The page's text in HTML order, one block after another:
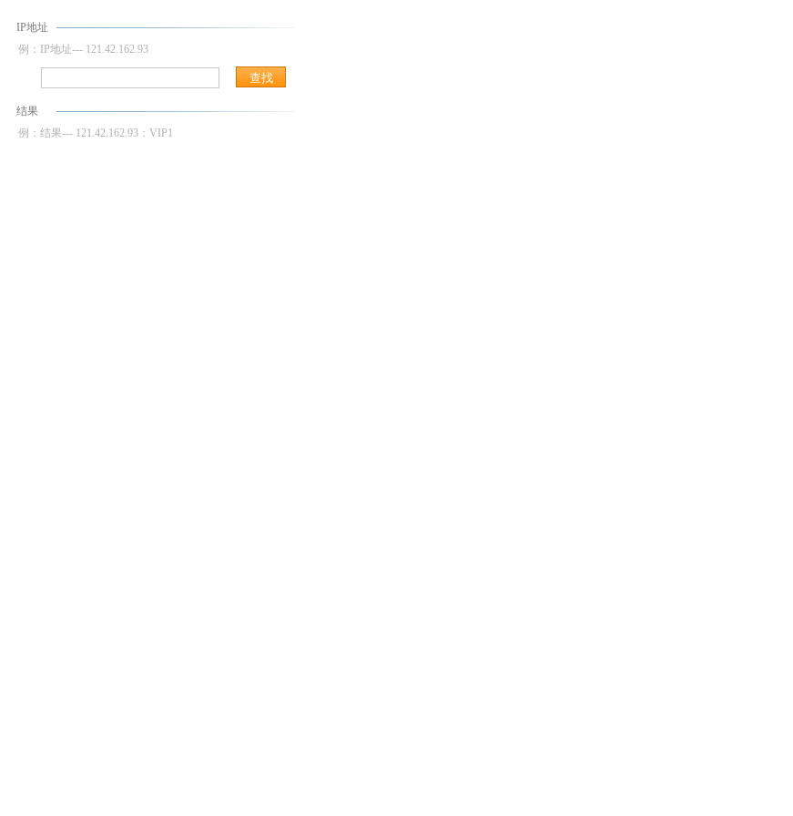
IP地址
例：IP地址--- 121.42.162.93
结果
例：结果--- 121.42.162.93：VIP1